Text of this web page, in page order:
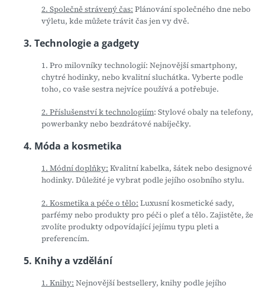
2. Společně strávený čas: Plánování společného dne nebo
výletu, kde můžete trávit čas jen vy dvě.
3. Technologie a gadgety
1. Pro milovníky technologií: Nejnovější smartphony,
chytré hodinky, nebo kvalitní sluchátka. Vyberte podle
toho, co vaše sestra nejvíce používá a potřebuje.
2. Příslušenství k technologiím: Stylové obaly na telefony,
powerbanky nebo bezdrátové nabíječky.
4. Móda a kosmetika
1. Módní doplňky: Kvalitní kabelka, šátek nebo designové
hodinky. Důležité je vybrat podle jejího osobního stylu.
2. Kosmetika a péče o tělo: Luxusní kosmetické sady,
parfémy nebo produkty pro péči o pleť a tělo. Zajistěte, že
zvolíte produkty odpovídající jejímu typu pleti a
preferencím.
5. Knihy a vzdělání
1. Knihy: Nejnovější bestsellery, knihy podle jejího